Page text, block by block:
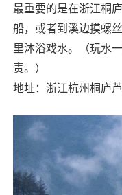
最重要的是在浙江桐
船，或者到溪边摸螺
里沐浴戏水。（玩水
责。）
地址：浙江杭州桐庐